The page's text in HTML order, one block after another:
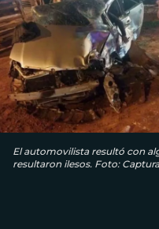
El automovilista resultó con
resultaron ilesos. Foto: